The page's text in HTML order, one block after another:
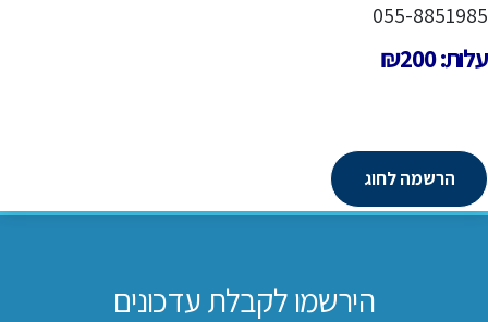
055-8851985
עלות: ₪200
הרשמה לחוג
הירשמו לקבלת עדכונים